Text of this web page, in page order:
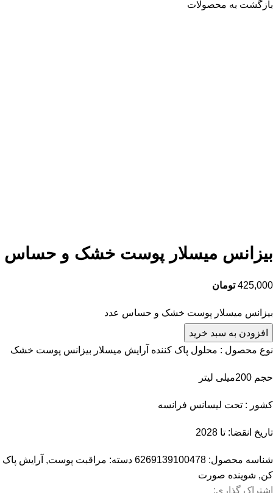
بازگشت به محصولات
بیزانس میسلار پوست خشک و حساس
425,000 تومان
بیزانس میسلار پوست خشک و حساس عدد
افزودن به سبد خرید
نوع محصول : محلول پاک کننده آرایش میسلار بیزانس پوست خشک
حجم 200میلی لیتر
کشور : تحت لیسانس فرانسه
تاریخ انقضا: تا 2028
شناسه محصول: 6269139100478 دسته: مراقبت پوست, آرایش پاک
کن, شوینده صورت
اشتراک گذاری: